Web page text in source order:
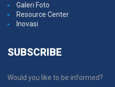
Galeri Foto
Resource Center
Inovasi
SUBSCRIBE
Would you like to be informed?